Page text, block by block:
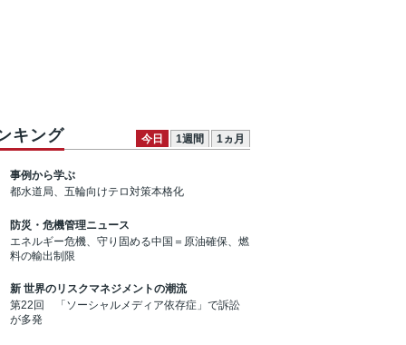
キング 今日 1週間 1ヵ月
事例から学ぶ
都水道局、五輪向けテロ対策本格化
防災・危機管理ニュース
エネルギー危機、守り固める中国＝原油確保、燃
料の輸出制限
新 世界のリスクマネジメントの潮流
第22回 「ソーシャルメディア依存症」で訴訟
が多発